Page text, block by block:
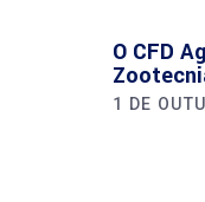
O CFD
1 DE